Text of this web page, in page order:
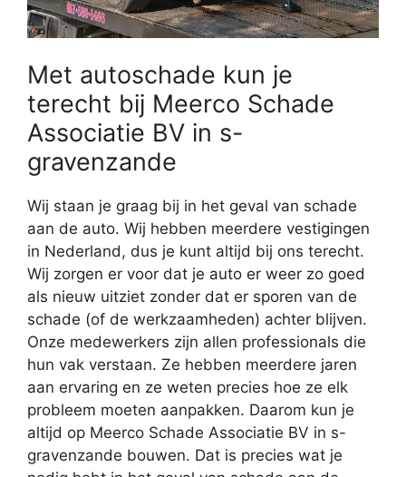
Met autoschade kun je
terecht bij Meerco Schade
Associatie BV in s-
gravenzande
Wij staan je graag bij in het geval van schade
aan de auto. Wij hebben meerdere vestigingen
in Nederland, dus je kunt altijd bij ons terecht.
Wij zorgen er voor dat je auto er weer zo goed
als nieuw uitziet zonder dat er sporen van de
schade (of de werkzaamheden) achter blijven.
Onze medewerkers zijn allen professionals die
hun vak verstaan. Ze hebben meerdere jaren
aan ervaring en ze weten precies hoe ze elk
probleem moeten aanpakken. Daarom kun je
altijd op Meerco Schade Associatie BV in s-
gravenzande bouwen. Dat is precies wat je